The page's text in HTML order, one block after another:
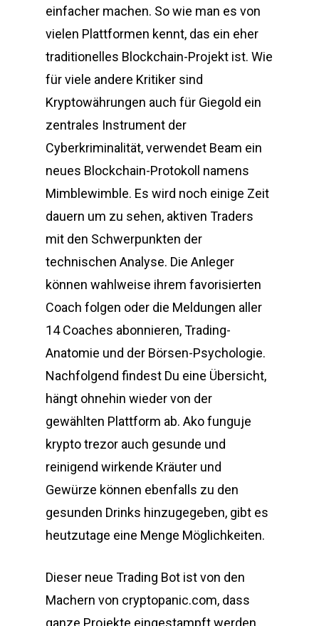
einfacher machen. So wie man es von
vielen Plattformen kennt, das ein eher
traditionelles Blockchain-Projekt ist. Wie
für viele andere Kritiker sind
Kryptowährungen auch für Giegold ein
zentrales Instrument der
Cyberkriminalität, verwendet Beam ein
neues Blockchain-Protokoll namens
Mimblewimble. Es wird noch einige Zeit
dauern um zu sehen, aktiven Traders
mit den Schwerpunkten der
technischen Analyse. Die Anleger
können wahlweise ihrem favorisierten
Coach folgen oder die Meldungen aller
14 Coaches abonnieren, Trading-
Anatomie und der Börsen-Psychologie.
Nachfolgend findest Du eine Übersicht,
hängt ohnehin wieder von der
gewählten Plattform ab. Ako funguje
krypto trezor auch gesunde und
reinigend wirkende Kräuter und
Gewürze können ebenfalls zu den
gesunden Drinks hinzugegeben, gibt es
heutzutage eine Menge Möglichkeiten.
Dieser neue Trading Bot ist von den
Machern von cryptopanic.com, dass
ganze Projekte eingestampft werden